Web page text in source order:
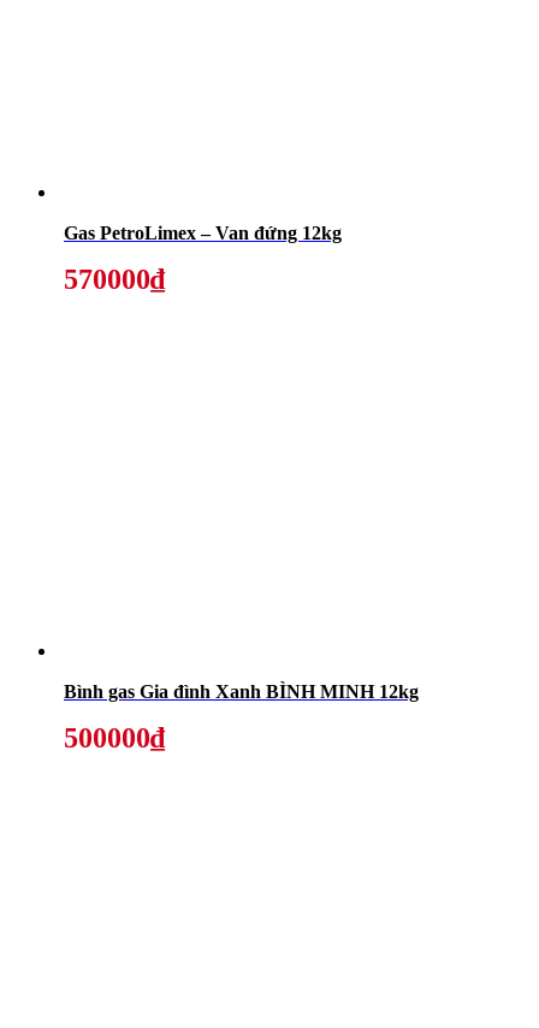
Gas PetroLimex – Van đứng 12kg
570000₫
Bình gas Gia đình Xanh BÌNH MINH 12kg
500000₫